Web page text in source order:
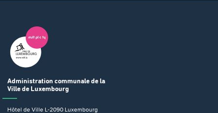
Administration communale de la
Ville de Luxembourg
Hôtel de Ville L-2090 Luxembourg